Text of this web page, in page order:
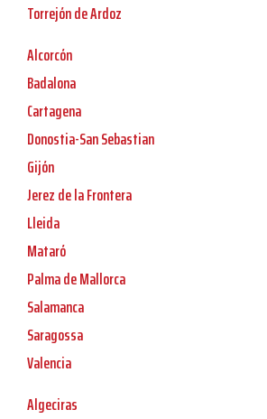
Torrejón de Ardoz
Alcorcón
Badalona
Cartagena
Donostia-San Sebastian
Gijón
Jerez de la Frontera
Lleida
Mataró
Palma de Mallorca
Salamanca
Saragossa
Valencia
Algeciras